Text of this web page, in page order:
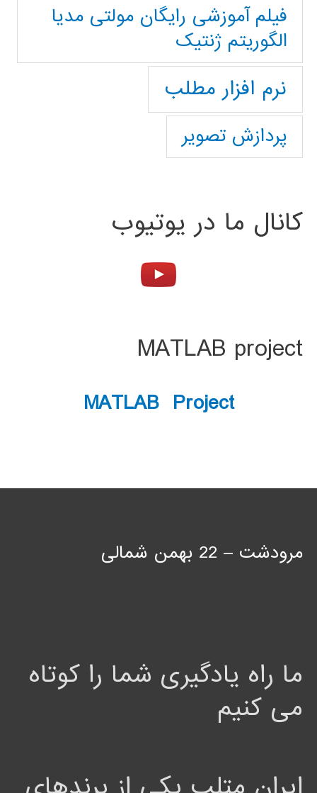
فیلم آموزشی رایگان مولتی مدیا
الگوریتم ژنتیک
نرم افزار مطلب
پردازش تصویر
کانال ما در یوتیوب
MATLAB project
MATLAB Project
مرودشت – 22 بهمن شمالی
ما راه یادگیری شما را کوتاه
می کنیم